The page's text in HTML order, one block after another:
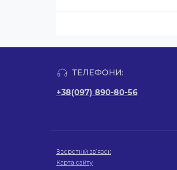
ТЕЛЕФОНИ:
+38(097) 890-80-56
Зворотній зв’язок
Карта сайту